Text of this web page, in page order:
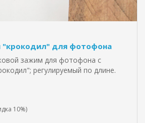
"крокодил" для фотофона
зажим для фотофона с
регулируемый по длине.
10%)